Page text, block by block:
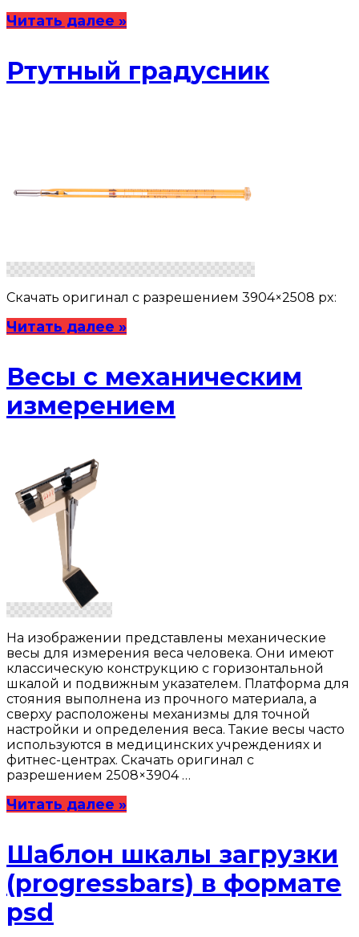
Читать далее »
Ртутный градусник
Скачать оригинал с разрешением 3904×2508 px:
Читать далее »
Весы с механическим
измерением
На изображении представлены механические
весы для измерения веса человека. Они имеют
классическую конструкцию с горизонтальной
шкалой и подвижным указателем. Платформа для
стояния выполнена из прочного материала, а
сверху расположены механизмы для точной
настройки и определения веса. Такие весы часто
используются в медицинских учреждениях и
фитнес-центрах. Скачать оригинал с
разрешением 2508×3904 …
Читать далее »
Шаблон шкалы загрузки
(progressbars) в формате
psd